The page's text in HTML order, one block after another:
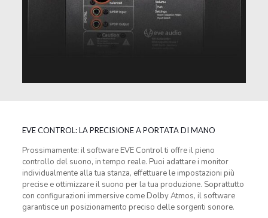
EVE CONTROL: LA PRECISIONE A PORTATA DI MANO
Prossimamente: il software EVE Control ti offre il pieno
controllo del suono, in tempo reale. Puoi adattare i monitor
individualmente alla tua stanza, effettuare le impostazioni più
precise e ottimizzare il suono per la tua produzione. Soprattutto
con configurazioni immersive come Dolby Atmos, il software
garantisce un posizionamento preciso delle sorgenti sonore.